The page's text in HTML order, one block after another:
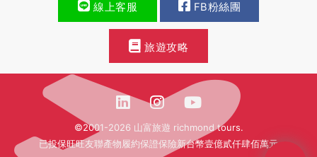
線上客服 FB粉絲團
旅遊攻略
©2001-2026 山富旅遊 richmond tours.
已投保旺旺友聯產物履約保證保險新台幣壹億貳仟肆佰萬元